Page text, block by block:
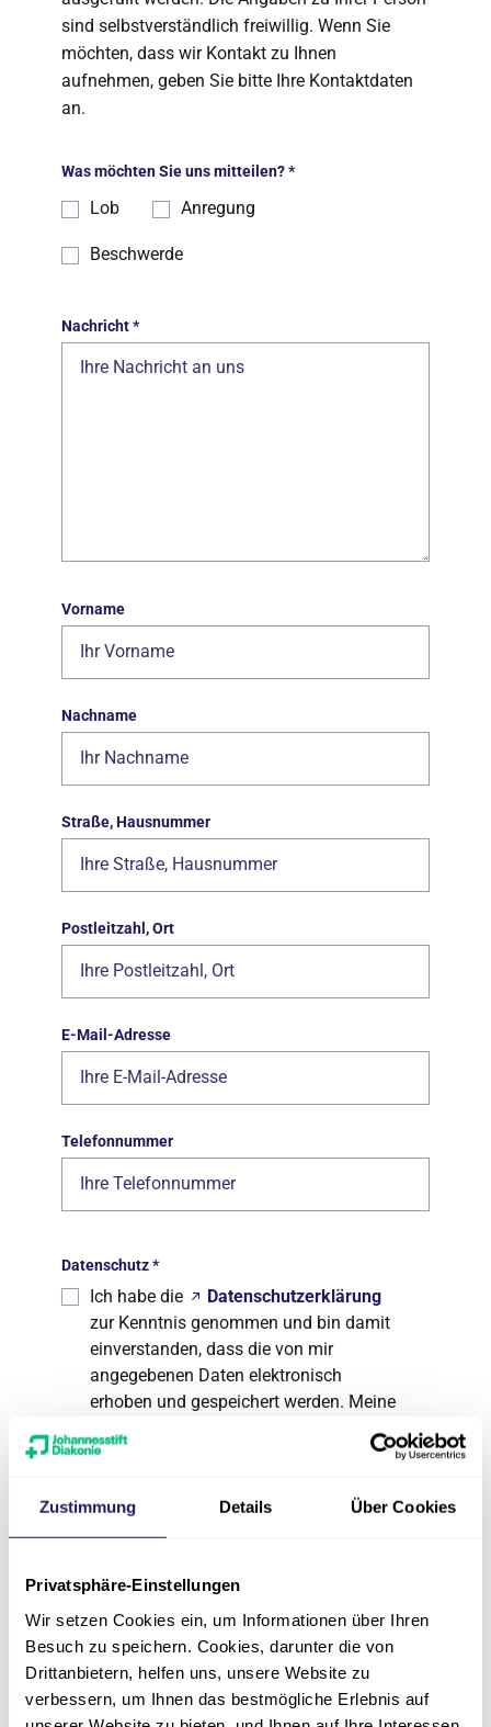
Zustimmung Details Über Cookies
Privatsphäre-Einstellungen
Wir setzen Cookies ein, um Informationen über Ihren
Besuch zu speichern. Cookies, darunter die von
Drittanbietern, helfen uns, unsere Website zu
verbessern, um Ihnen das bestmögliche Erlebnis auf
sind selbstverständlich freiwillig. Wenn Sie
möchten, dass wir Kontakt zu Ihnen
aufnehmen, geben Sie bitte Ihre Kontaktdaten
an.
Was möchten Sie uns mitteilen?*
Lob Anregung
Beschwerde
Nachricht*
Vorname
Nachname
Straße, Hausnummer
Postleitzahl, Ort
E-Mail-Adresse
Telefonnummer
Datenschutz*
Ich habe die
Datenschutzerklärung
zur Kenntnis genommen und bin damit
einverstanden, dass die von mir
angegebenen Daten elektronisch
erhoben und gespeichert werden. Meine
zur Bearbeitung und Beantwortung
Absenden des Kontaktformulars erkläre
ich mich mit der Verarbeitung
Einwilligung kann jederzeit für die
Zukunft per E-Mail an
datenschutz(at)jsd.dewiderrufen
werden.